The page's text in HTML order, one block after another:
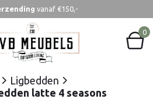
vanaf €150,-
0
Ligbedden
latte 4 seasons
Ligbedden
latte 4 seasons